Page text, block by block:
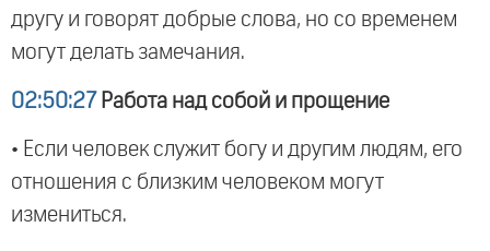
другу и говорят добрые слова, но со временем
могут делать замечания.
02:50:27 Работа над собой и прощение
• Если человек служит богу и другим людям, его
отношения с близким человеком могут
измениться.